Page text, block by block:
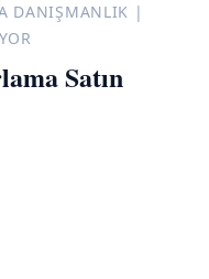
DANIŞMANLIK |
Satın